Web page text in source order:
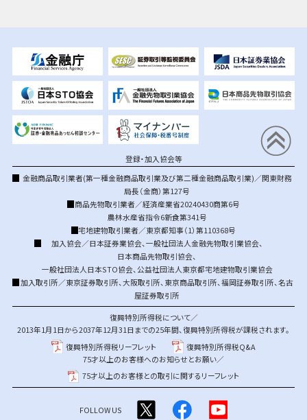
登録・加入協会等
金融商品取引業者(第一種金融商品取引業及び第二種金融商品取引業)／関東財務
局長（金商）第127号
商品先物取引業者／経済産業省20240430商第6号
農林水産省指令6新食第341号
宅地建物取引業者／東京都知事（1）第110368号
加入協会／日本証券業協会、 一般社団法人金融先物取引業協会、
日本商品先物取引協会、
一般社団法人日本STO協会、 公益社団法人東京都宅地建物取引業協会
加入取引所／東京証券取引所、大阪取引所、 東京商品取引所、福岡証券取引所、名古
屋証券取引所
復興特別所得税について／
2013年1月1日から2037年12月31日までの25年間、復興特別所得税が課税されます。
復興特別所得税リーフレット
復興特別所得税Q&A
75才以上のお客様へのお知らせとお願い／
75才以上のお客様との取引に関するリーフレット
FOLLOW US